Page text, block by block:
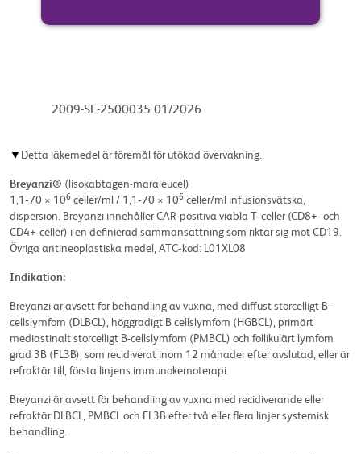
2009-SE-2500035 01/2026
▼ Detta läkemedel är föremål för utökad övervakning.
Breyanzi® (lisokabtagen-maraleucel)
1,1‑70 × 106 celler/ml / 1,1‑70 × 106 celler/ml infusionsvätska,
dispersion. Breyanzi innehåller CAR-positiva viabla T‑celler (CD8+- och
CD4+-celler) i en definierad sammansättning som riktar sig mot CD19.
Övriga antineoplastiska medel, ATC‑kod: L01XL08
Indikation:
Breyanzi är avsett för behandling av vuxna, med diffust storcelligt B-
cellslymfom (DLBCL), höggradigt B cellslymfom (HGBCL), primärt
mediastinalt storcelligt B-cellslymfom (PMBCL) och follikulärt lymfom
grad 3B (FL3B), som recidiverat inom 12 månader efter avslutad, eller är
refraktär till, första linjens immunokemoterapi.
Breyanzi är avsett för behandling av vuxna med recidiverande eller
refraktär DLBCL, PMBCL och FL3B efter två eller flera linjer systemisk
behandling.